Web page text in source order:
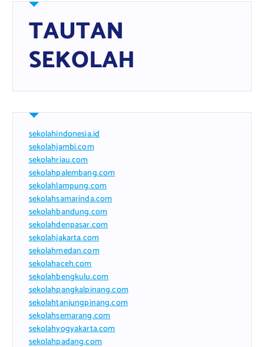
TAUTAN
SEKOLAH
sekolahindonesia.id
sekolahjambi.com
sekolahriau.com
sekolahpalembang.com
sekolahlampung.com
sekolahsamarinda.com
sekolahbandung.com
sekolahdenpasar.com
sekolahjakarta.com
sekolahmedan.com
sekolahaceh.com
sekolahbengkulu.com
sekolahpangkalpinang.com
sekolahtanjungpinang.com
sekolahsemarang.com
sekolahyogyakarta.com
sekolahpadang.com